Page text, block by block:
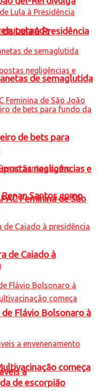
negligências e
Feminina de São
começa
Lula à Presidência
de semaglutida
de bets para
Santos como
de Caiado à
Flávio Bolsonaro à
a
de escorpião